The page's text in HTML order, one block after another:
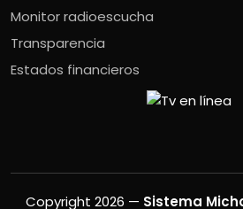
Monitor radioescucha
Transparencia
Estados financieros
Copyright 2026 — Sistema